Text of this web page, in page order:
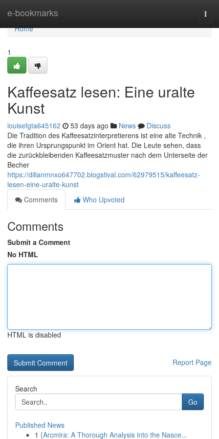
e-bookmarks
Home
Home
1
Kaffeesatz lesen: Eine uralte
Kunst
louisefgta645162 53 days ago News
Discuss
Die Tradition des Kaffeesatzinterpretierens ist eine alte Technik ,
die ihren Ursprungspunkt im Orient hat. Die Leute sehen, dass
die zurückbleibenden Kaffeesatzmuster nach dem Unterseite der
Becher
https://dillanmnxo647702.blogstival.com/62979515/kaffeesatz-
lesen-eine-uralte-kunst
Comments
Who Upvoted
Comments
Submit a Comment
No HTML
HTML is disabled
Report Page
Search
Go
Published News
1 {Arcmira: A Thorough Analysis into the Nasce...